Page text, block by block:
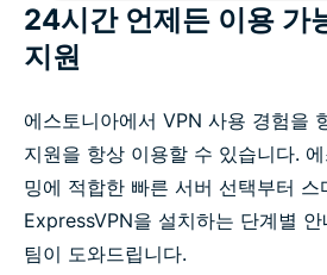
24시간 언제든 이용 가
지원
에스토니아에서 VPN 사용 경험을
지원을 항상 이용할 수 있습니다.
밍에 적합한 빠른 서버 선택부터 스
ExpressVPN을 설치하는 단계별
팀이 도와드립니다.